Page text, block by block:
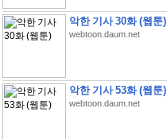
악한 기사 30화 (웹툰)
webtoon.daum.net
악한 기사 53화 (웹툰)
webtoon.daum.net